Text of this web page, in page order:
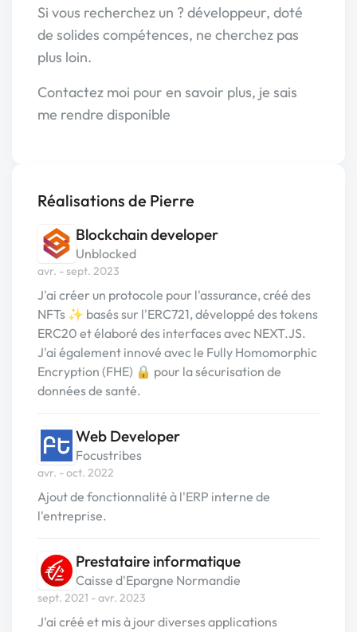
Si vous recherchez un ? développeur, doté
de solides compétences, ne cherchez pas
plus loin.
Contactez moi pour en savoir plus, je sais
me rendre disponible
Réalisations de Pierre
Blockchain developer
Unblocked
avr. - sept. 2023
J'ai créer un protocole pour l'assurance, créé des
NFTs ✨ basés sur l'ERC721, développé des tokens
ERC20 et élaboré des interfaces avec NEXT.JS.
J'ai également innové avec le Fully Homomorphic
Encryption (FHE) 🔒 pour la sécurisation de
données de santé.
Web Developer
Focustribes
avr. - oct. 2022
Ajout de fonctionnalité à l'ERP interne de
l'entreprise.
Prestataire informatique
Caisse d'Epargne Normandie
sept. 2021 - avr. 2023
J'ai créé et mis à jour diverses applications